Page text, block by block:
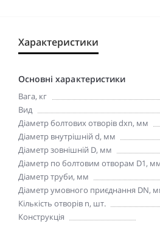
Характеристики
Основні характеристики
Вага, кг
Вид
Діаметр болтових отворів dxn, мм
Діаметр внутрішній d, мм
Діаметр зовнішній D, мм
Діаметр по болтовим отворам D1,
Діаметр труби, мм
Діаметр умовного приєднання DN,
Кількість отворів n, шт.
Конструкція